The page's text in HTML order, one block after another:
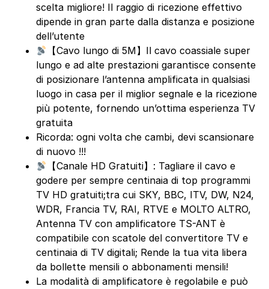
scelta migliore! Il raggio di ricezione effettivo
dipende in gran parte dalla distanza e posizione
dell’utente
【Cavo lungo di 5M】Il cavo coassiale super
lungo e ad alte prestazioni garantisce consente
di posizionare l’antenna amplificata in qualsiasi
luogo in casa per il miglior segnale e la ricezione
più potente, fornendo un’ottima esperienza TV
gratuita
Ricorda: ogni volta che cambi, devi scansionare
di nuovo !!!
【Canale HD Gratuiti】: Tagliare il cavo e
godere per sempre centinaia di top programmi
TV HD gratuiti;tra cui SKY, BBC, ITV, DW, N24,
WDR, Francia TV, RAI, RTVE e MOLTO ALTRO,
Antenna TV con amplificatore TS-ANT è
compatibile con scatole del convertitore TV e
centinaia di TV digitali; Rende la tua vita libera
da bollette mensili o abbonamenti mensili!
La modalità di amplificatore è regolabile e può